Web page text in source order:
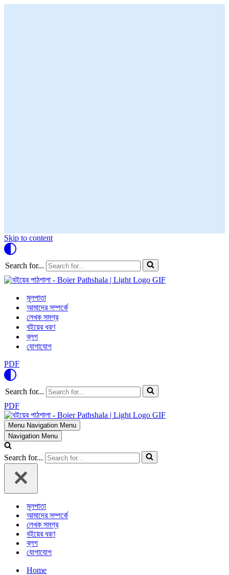
Skip to content
Search for...
মূলপাতা
আমাদের সম্পর্কে
লেখক সমগ্র
বইয়ের ধরণ
ব্লগ
যোগাযোগ
PDF
Search for...
PDF
Menu Navigation Menu
Navigation Menu
Search for...
মূলপাতা
আমাদের সম্পর্কে
লেখক সমগ্র
বইয়ের ধরণ
ব্লগ
যোগাযোগ
Home